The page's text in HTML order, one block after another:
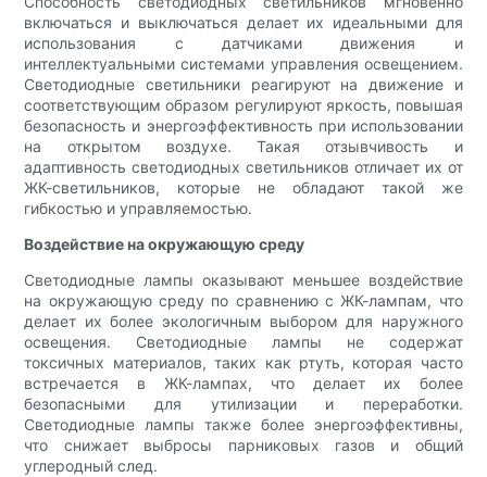
включаться и выключаться делает их идеальными для
использования с датчиками движения и
интеллектуальными системами управления освещением.
Светодиодные светильники реагируют на движение и
соответствующим образом регулируют яркость, повышая
безопасность и энергоэффективность при использовании
на открытом воздухе. Такая отзывчивость и
адаптивность светодиодных светильников отличает их от
ЖК-светильников, которые не обладают такой же
гибкостью и управляемостью.
Воздействие на окружающую среду
Светодиодные лампы оказывают меньшее воздействие
на окружающую среду по сравнению с ЖК-лампам, что
делает их более экологичным выбором для наружного
освещения. Светодиодные лампы не содержат
токсичных материалов, таких как ртуть, которая часто
встречается в ЖК-лампах, что делает их более
безопасными для утилизации и переработки.
Светодиодные лампы также более энергоэффективны,
что снижает выбросы парниковых газов и общий
углеродный след.